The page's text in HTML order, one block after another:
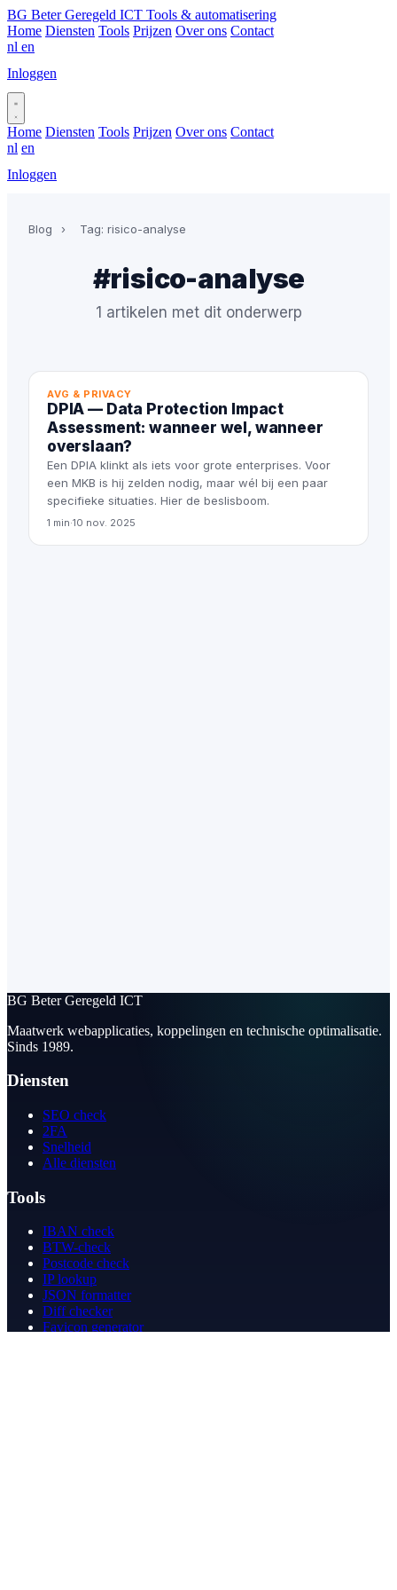
BG Beter Geregeld ICT Tools & automatisering
Home Diensten Tools Prijzen Over ons Contact
nl en
Inloggen
Home Diensten Tools Prijzen Over ons Contact
nl en
Inloggen
Blog › Tag: risico-analyse
#risico-analyse
1 artikelen met dit onderwerp
AVG & PRIVACY
DPIA — Data Protection Impact
Assessment: wanneer wel, wanneer
overslaan?
Een DPIA klinkt als iets voor grote enterprises. Voor
een MKB is hij zelden nodig, maar wél bij een paar
specifieke situaties. Hier de beslisboom.
1 min·10 nov. 2025
BG Beter Geregeld ICT
Maatwerk webapplicaties, koppelingen en technische optimalisatie.
Sinds 1989.
Diensten
SEO check
2FA
Snelheid
Alle diensten
Tools
IBAN check
BTW-check
Postcode check
IP lookup
JSON formatter
Diff checker
Favicon generator